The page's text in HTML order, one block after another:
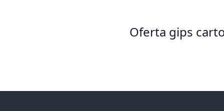
Oferta gips